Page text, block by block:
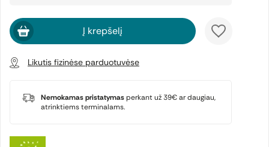
Į krepšelį
Likutis fizinėse parduotuvėse
Nemokamas pristatymasperkant už 39€ ar daugiau,
atrinktiems terminalams.